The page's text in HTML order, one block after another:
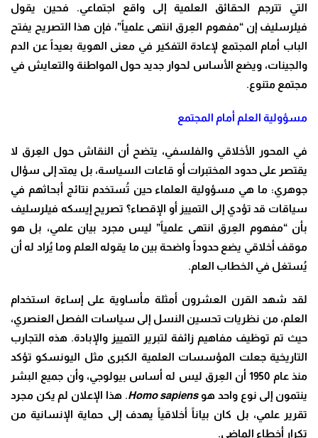
التي تترجم الحقائق العلمية إلى واقع اجتماعي. فحين يقول
فيلرسليف إن “مفهوم العِرق انتهى علمياً”، فإن هذا التصريح يفتح
الباب أمام المجتمع لإعادة التفكير في معنى الهوية بعيداً عن الدم
والجينات، ويضع الأساس لحوار جديد حول المواطنة والتعايش في
مجتمع متنوع.
مسؤولية العلم أمام المجتمع
في المحور الأخلاقي والفلسفي، يتضح أن النقاش حول العِرق لا
يقتصر على حدود المختبرات أو قاعات السياسة، بل يمتد إلى سؤال
جوهري: ما هي مسؤولية العلماء حين تُستخدم نتائج أبحاثهم في
سياقات قد تؤدي إلى التمييز أو الإقصاء؟ تصريح إيسكه فيلرسليف
بأن “مفهوم العِرق انتهى علمياً” ليس مجرد بيان علمي، بل هو
موقف أخلاقي يضع حدوداً واضحة بين ما يقوله العلم وما يُراد له أن
يُستغل في الخطاب العام.
لقد شهد القرن العشرون أمثلة مأساوية على إساءة استخدام
العلم، من نظريات تحسين النسل إلى سياسات الفصل العنصري،
حيث تم توظيف مفاهيم زائفة لتبرير التمييز والإبادة. هذه التجارب
التاريخية جعلت المؤسسات العلمية الكبرى مثل اليونسكو تؤكد
منذ عام 1950 أن العِرق ليس له أساس بيولوجي، وأن جميع البشر
ينتمون إلى نوع واحد هوHomo sapiens. هذا الإعلان لم يكن مجرد
تقرير علمي، بل كان بياناً أخلاقياً يهدف إلى حماية الإنسانية من
تكرار أخطاء الماضي.